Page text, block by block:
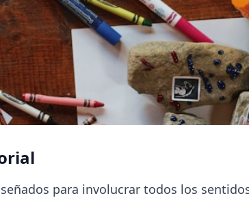
para involucrar todos los